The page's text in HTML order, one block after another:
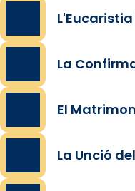
La
El
La Unció